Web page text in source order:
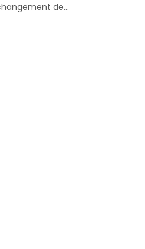
de...